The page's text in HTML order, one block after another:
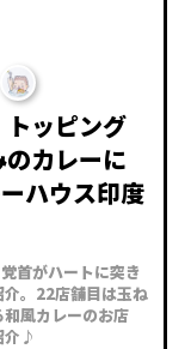
ッピング
カレーに
ハウス印度
首がハートに突き
。22店舗目は玉ね
風カレーのお店
介♪